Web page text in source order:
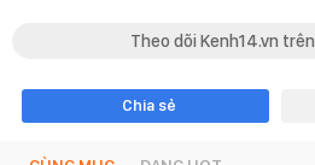
Theo dõi Kenh14.vn trên
Chia sẻ